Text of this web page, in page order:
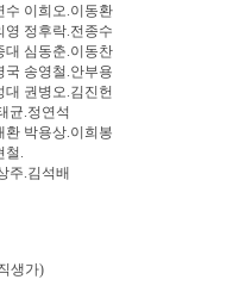
수 이희오.이동환
영 정후락.전종수
대 심동춘.이동찬
국 송영철.안부용
권병오.김진헌
균.정연석
환 박용상.이희봉
철.
주.김석배
생가)